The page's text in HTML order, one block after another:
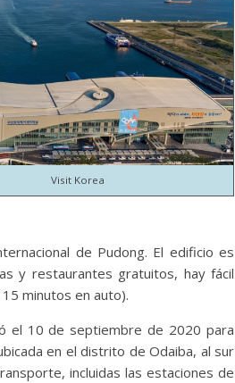
Visit Korea
de Pudong. El edificio es
y restaurantes gratuitos, hay fácil
minutos en auto).
el 10 de septiembre de 2020 para
en el distrito de Odaiba, al sur
incluidas las estaciones de